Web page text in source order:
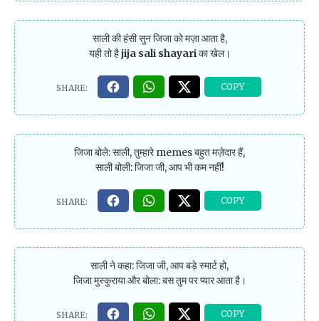
साली की हंसी सुन जिजा को मज़ा आता है,
यही तो हैjija sali shayariका खेल।
जिजा बोले: साली, तुम्हारे memes बहुत मज़ेदार हैं,
साली बोली: जिजा जी, आप भी कम नहीं!
साली ने कहा: जिजा जी, आप बड़े स्मार्ट हो,
जिजा मुस्कुराया और बोला: बस तुम पर प्यार आता है।